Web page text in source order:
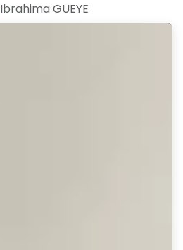
Ibrahima GUEYE